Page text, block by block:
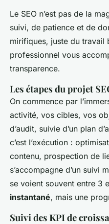
Le SEO n’est pas de la
suivi, de patience et de
mirifiques, juste du travail
professionnel vous
transparence.
Les étapes du projet
On commence par
activité, vos cibles, vos
d’audit, suivie d’un plan
c’est l’exécution :
contenu, prospection de
s’accompagne d’un suivi
se voient souvent entre 3
instantané, mais une
Suivi des KPI de